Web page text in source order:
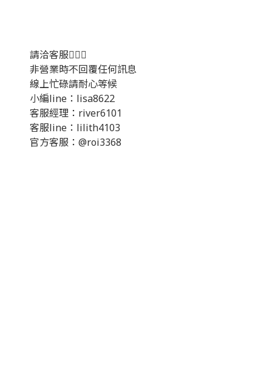
請洽客服💁🏻‍♂️
非營業時不回覆任何訊息
線上忙碌請耐心等候
小編line：lisa8622
客服經理：river6101
客服line：lilith4103
官方客服：@roi3368